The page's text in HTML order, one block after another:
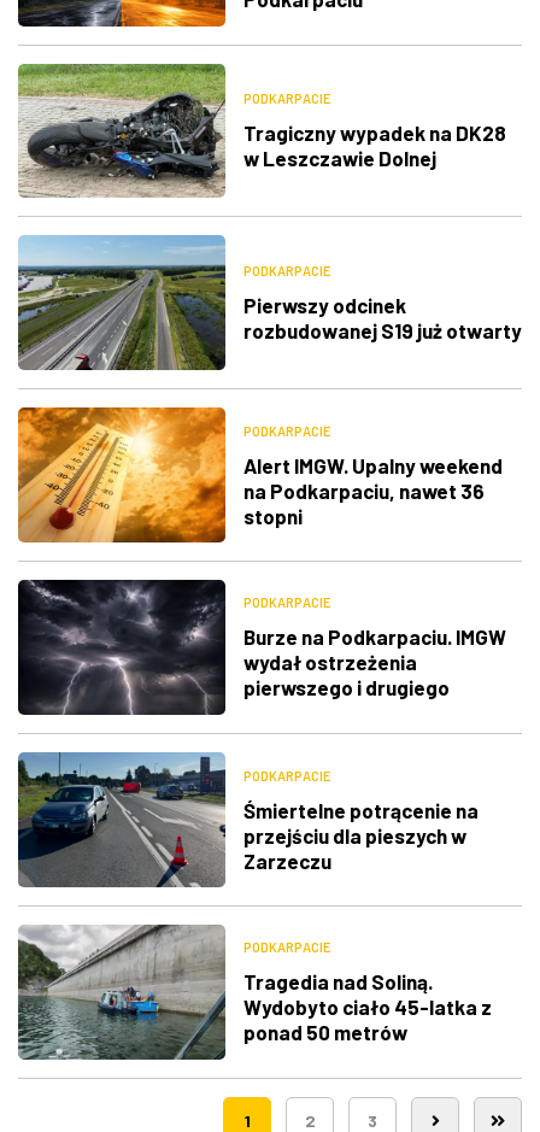
PODKARPACIE
Tragiczny wypadek na DK28
w Leszczawie Dolnej
PODKARPACIE
Pierwszy odcinek
rozbudowanej S19 już otwarty
PODKARPACIE
Alert IMGW. Upalny weekend
na Podkarpaciu, nawet 36
stopni
PODKARPACIE
Burze na Podkarpaciu. IMGW
wydał ostrzeżenia
pierwszego i drugiego
PODKARPACIE
Śmiertelne potrącenie na
przejściu dla pieszych w
Zarzeczu
PODKARPACIE
Tragedia nad Soliną.
Wydobyto ciało 45-latka z
ponad 50 metrów
1 2 3